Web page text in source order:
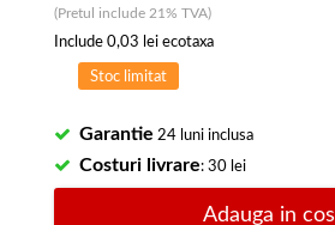
(Pretul include 21% TVA)
Include 0,03 lei ecotaxa
Stoc limitat
Garantie 24 luni inclusa
Costuri livrare: 30 lei
Adauga in cos